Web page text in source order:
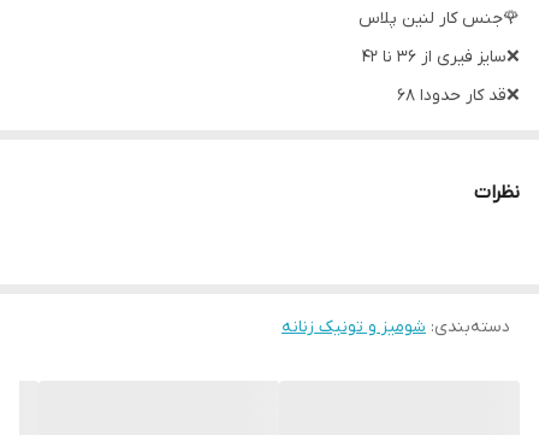
🌹جنس کار لنین پلاس
❌سایز فیری از ۳۶ نا ۴۲
❌قد کار حدودا ۶۸
نظرات
دسته‌بندی: شومیز و تونیک زنانه